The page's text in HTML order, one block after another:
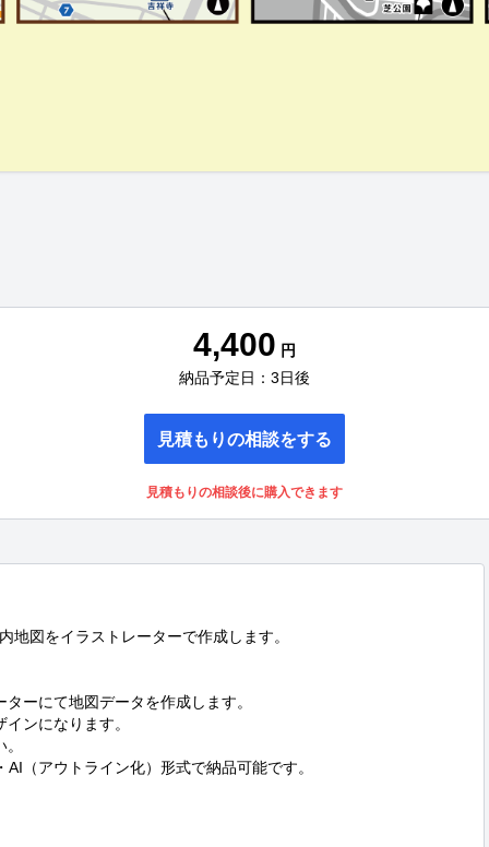
4,400 円
納品予定日：3日後
見積もりの相談をする
見積もりの相談後に購入できます
地図をイラストレーターで作成します。
ーにて地図データを作成します。
ンになります。
（アウトライン化）形式で納品可能です。